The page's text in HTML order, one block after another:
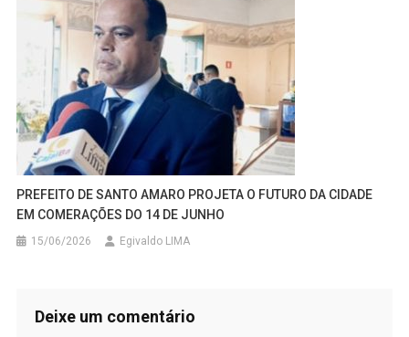
PREFEITO DE SANTO AMARO PROJETA O FUTURO DA CIDADE
EM COMERAÇÕES DO 14 DE JUNHO
15/06/2026 Egivaldo LIMA
Deixe um comentário